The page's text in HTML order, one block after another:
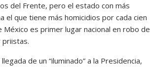
del Frente, pero el estado con más
que tiene más homicidios por cada cien
es primer lugar nacional en robo de
priistas.
de un “iluminado” a la Presidencia,